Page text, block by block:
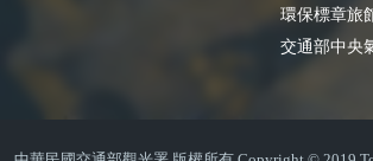
環保標章旅
交通部中央